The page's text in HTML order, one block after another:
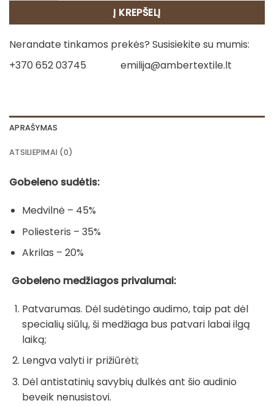
Į KREPŠELĮ
Nerandate tinkamos prekės? Susisiekite su mumis:
+370 652 03745
emilija@ambertextile.lt
APRAŠYMAS
ATSILIEPIMAI (0)
Gobeleno sudėtis:
Medvilnė – 45%
Poliesteris – 35%
Akrilas – 20%
Gobeleno medžiagos privalumai:
Patvarumas. Dėl sudėtingo audimo, taip pat dėl
specialių siūlų, ši medžiaga bus patvari labai ilgą
laiką;
Lengva valyti ir prižiūrėti;
Dėl antistatinių savybių dulkės ant šio audinio
beveik nenusistovi.